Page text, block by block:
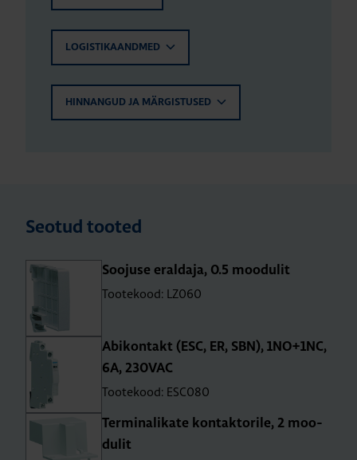
LOGISTIKAANDMED
HINNANGUD JA MÄRGISTUSED
Seotud tooted
Soo­juse eral­daja, 0.5 moo­du­lit
Tootekood: LZ060
Abi­kon­takt (ESC, ER, SBN), 1NO+1NC,
6A, 230VAC
Tootekood: ESC080
Ter­mi­na­li­kate kon­tak­to­rile, 2 moo­
du­lit